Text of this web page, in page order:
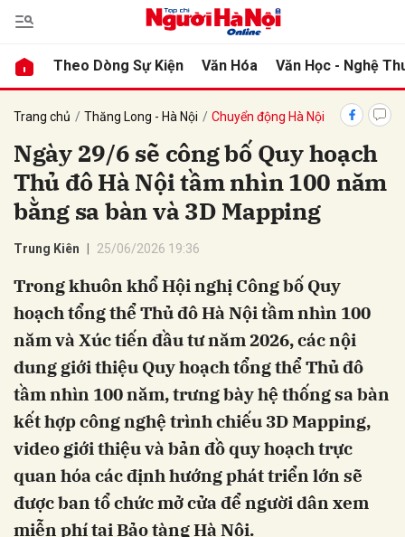
Theo Dòng Sự Kiện Văn Hóa Văn Học - Nghệ
Trang chủ Thăng Long - Hà Nội Chuyển động Hà Nội
Ngày 29/6 sẽ công bố Quy hoạch
Thủ đô Hà Nội tầm nhìn 100 năm
bằng sa bàn và 3D Mapping
Trung Kiên 25/06/2026 19:36
Trong khuôn khổ Hội nghị Công bố Quy
hoạch tổng thể Thủ đô Hà Nội tầm nhìn 100
năm và Xúc tiến đầu tư năm 2026, các nội
dung giới thiệu Quy hoạch tổng thể Thủ đô
tầm nhìn 100 năm, trưng bày hệ thống sa bàn
kết hợp công nghệ trình chiếu 3D Mapping,
video giới thiệu và bản đồ quy hoạch trực
quan hóa các định hướng phát triển lớn sẽ
được ban tổ chức mở cửa để người dân xem
miễn phí tại Bảo tàng Hà Nội.
luận